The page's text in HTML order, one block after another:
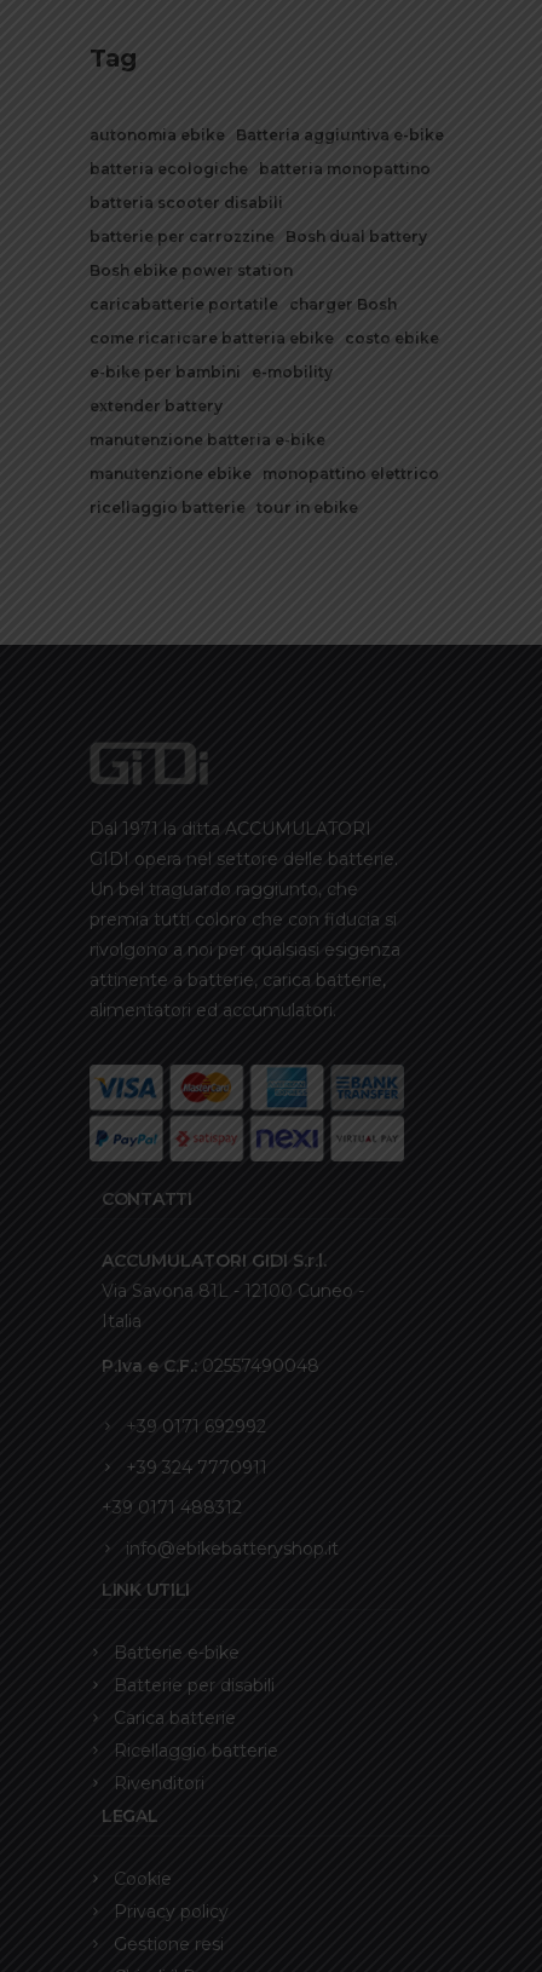
Tag
autonomia ebike
Batteria aggiuntiva e-bike
batteria ecologiche
batteria monopattino
batteria scooter disabili
batterie per carrozzine
Bosh dual battery
Bosh ebike power station
caricabatterie portatile
charger Bosh
come ricaricare batteria ebike
costo ebike
e-bike per bambini
e-mobility
extender battery
manutenzione batteria e-bike
manutenzione ebike
monopattino elettrico
ricellaggio batterie
tour in ebike
Dal 1971 la ditta ACCUMULATORI
GIDI opera nel settore delle batterie.
Un bel traguardo raggiunto, che
premia tutti coloro che con fiducia si
rivolgono a noi per qualsiasi esigenza
attinente a batterie, carica batterie,
alimentatori ed accumulatori.
CONTATTI
ACCUMULATORI GIDI S.r.l.
Via Savona 81L - 12100 Cuneo -
Italia
P.Iva e C.F.: 02557490048
+39 0171 692992
+39 324 7770911
+39 0171 488312
info@ebikebatteryshop.it
LINK UTILI
Batterie e-bike
Batterie per disabili
Carica batterie
Ricellaggio batterie
Rivenditori
LEGAL
Cookie
Privacy policy
Gestione resi